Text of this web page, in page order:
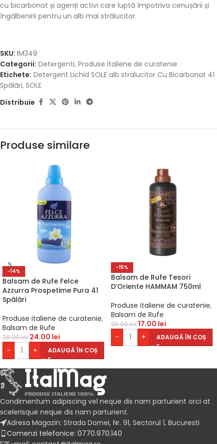
cu bicarbonat și agenți activi care luptă împotriva cenușării și
îngălbenirii pentru un alb mai strălucitor.
SKU: IM349
Categorii: Detergenti, Produse italiene de curatenie
Etichete: Detergent Lichid SOLE alb stralucitor Cu Bicarbonat 41
Spălări, SOLE
Distribuie
Produse similare
-14%
Balsam de Rufe Felce
Azzurra Prospetime Pura 41
Spălări
Produse italiene de curatenie,
Balsam de Rufe
28.00lei 24.00 lei
-
+ ADAUGĂ ÎN COȘ
-15%
Balsam de Rufe Tesori
D’Oriente HAMMAM 750ml
Produse italiene de curatenie,
Balsam de Rufe
20.00lei17.00 lei
-
+ ADAUGĂ ÎN COȘ
Condimentum adipiscing vel neque dis nam parturient orci at
scelerisque neque dis nam parturient.
Adresa Magazin: Strada Dornei, Nr. 91, Sectorul 1, Bucuresti
Comenzi telefonice: 0770.970.140